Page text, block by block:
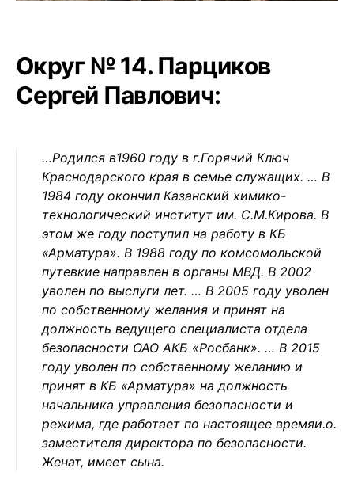
Округ № 14. Парциков
Сергей Павлович:
…Родился в1960 году в г.Горячий Ключ
Краснодарского края в семье служащих. … В
1984 году окончил Казанский химико-
технологический институт им. С.М.Кирова. В
этом же году поступил на работу в КБ
«Арматура». В 1988 году по комсомольской
путевкие направлен в органы МВД. В 2002
уволен по выслуги лет. … В 2005 году уволен
по собственному желания и принят на
должность ведущего специалиста отдела
безопасности ОАО АКБ «Росбанк». … В 2015
году уволен по собственному желанию и
принят в КБ «Арматура» на должность
начальника управления безопасности и
режима, где работает по настоящее времяи.о.
заместителя директора по безопасности.
Женат, имеет сына.